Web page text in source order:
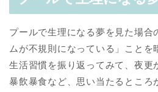
プールで生理になる夢を見た場合
ムが不規則になっている」ことを
生活習慣を振り返ってみて、夜更
暴飲暴食など、思い当たるところ